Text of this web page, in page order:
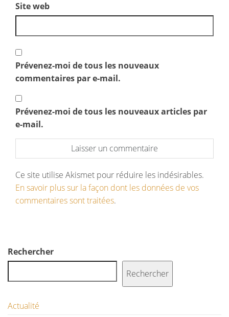
Site web
Prévenez-moi de tous les nouveaux
commentaires par e-mail.
Prévenez-moi de tous les nouveaux articles par
e-mail.
Ce site utilise Akismet pour réduire les indésirables.
En savoir plus sur la façon dont les données de vos
commentaires sont traitées.
Rechercher
Rechercher
Actualité